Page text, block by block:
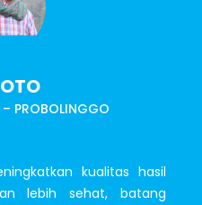
PROBOLINGGO
kualitas hasil
lebih sehat, batang